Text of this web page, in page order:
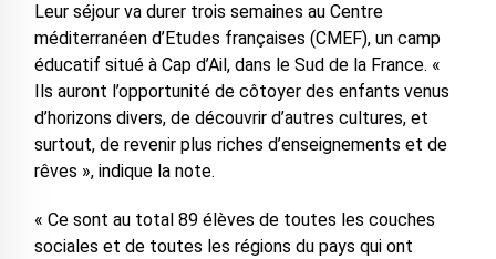
Leur séjour va durer trois semaines au Centre
méditerranéen d’Etudes françaises (CMEF), un camp
éducatif situé à Cap d’Ail, dans le Sud de la France. «
Ils auront l’opportunité de côtoyer des enfants venus
d’horizons divers, de découvrir d’autres cultures, et
surtout, de revenir plus riches d’enseignements et de
rêves », indique la note.
« Ce sont au total 89 élèves de toutes les couches
sociales et de toutes les régions du pays qui ont